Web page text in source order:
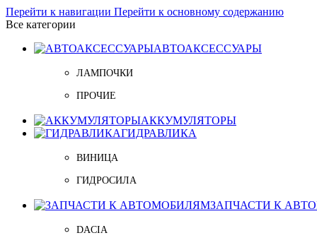
Перейти к навигации Перейти к основному содержанию
Все категории
АВТОАКСЕССУАРЫ
ЛАМПОЧКИ
ПРОЧИЕ
АККУМУЛЯТОРЫ
ГИДРАВЛИКА
ВИНИЦА
ГИДРОСИЛА
ЗАПЧАСТИ К
DACIA